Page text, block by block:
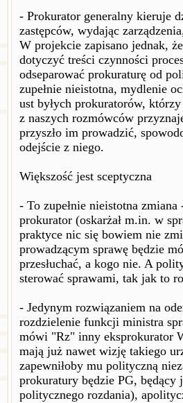
- Prokurator generalny kieruje
zastępców, wydając
W projekcie zapisano jednak,
dotyczyć treści czynności
odseparować prokuraturę od
zupełnie nieistotna, mydlenie
ust byłych prokuratorów,
z naszych rozmówców
przyszło im prowadzić,
odejście z niego.
Większość jest sceptyczna
- To zupełnie nieistotna
prokurator (oskarżał m.in. w
praktyce nic się bowiem nie
prowadzącym sprawę będzie
przesłuchać, a kogo nie. A
sterować sprawami, tak jak to
- Jedynym rozwiązaniem na
rozdzielenie funkcji ministra
mówi "Rz" inny eksprokurator
mają już nawet wizję takiego
zapewniłoby mu polityczną
prokuratury będzie PG,
politycznego rozdania),